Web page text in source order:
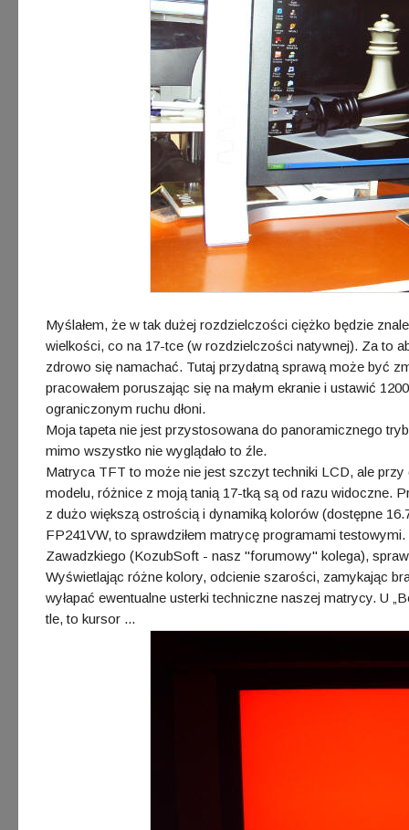
Myślałem, że w tak dużej rozdzielczości ciężko będzie
wielkości, co na 17-tce (w rozdzielczości natywnej). Za to
zdrowo się namachać. Tutaj przydatną sprawą może być
pracowałem poruszając się na małym ekranie i ustawić
ograniczonym ruchu dłoni.
Moja tapeta nie jest przystosowana do panoramicznego
mimo wszystko nie wyglądało to źle.
Matryca TFT to może nie jest szczyt techniki LCD, ale
modelu, różnice z moją tanią 17-tką są od razu widoczne.
z dużo większą ostrością i dynamiką kolorów (dostępne
FP241VW, to sprawdziłem matrycę programami
Zawadzkiego (KozubSoft - nasz "forumowy" kolega),
Wyświetlając różne kolory, odcienie szarości, zamykając
wyłapać ewentualne usterki techniczne naszej matrycy. U
tle, to kursor ...